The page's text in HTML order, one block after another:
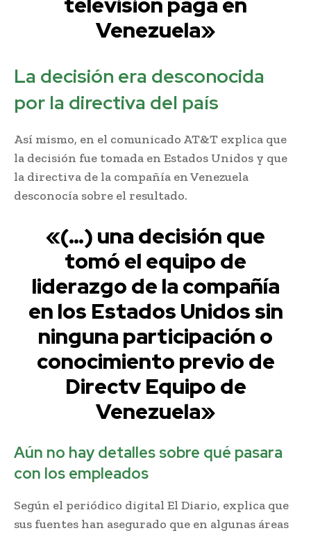
Venezuela»
La decisión era desconocida
por la directiva del país
Así mismo, en el comunicado AT&T explica que
la decisión fue tomada en Estados Unidos y que
la directiva de la compañía en Venezuela
desconocía sobre el resultado.
«(…) una decisión que
tomó el equipo de
liderazgo de la compañía
en los Estados Unidos sin
ninguna participación o
conocimiento previo de
Directv Equipo de
Venezuela»
Aún no hay detalles sobre qué pasara
con los empleados
Según el periódico digital El Diario, explica que
sus fuentes han asegurado que en algunas áreas